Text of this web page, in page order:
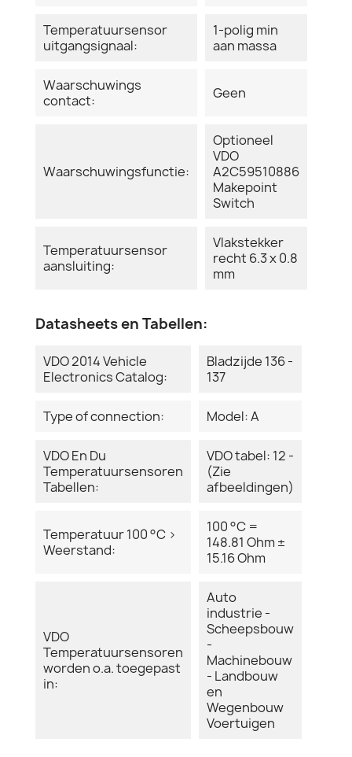
Temperatuursensor
uitgangsignaal:
1-polig min
aan massa
Waarschuwings
contact:
Geen
Waarschuwingsfunctie:
Optioneel
VDO
A2C59510886
Makepoint
Switch
Temperatuursensor
aansluiting:
Vlakstekker
recht 6.3 x 0.8
mm
Datasheets en Tabellen:
VDO 2014 Vehicle
Electronics Catalog:
Bladzijde 136 -
137
Type of connection: Model: A
VDO En Du
Temperatuursensoren
Tabellen:
VDO tabel: 12 -
(Zie
afbeeldingen)
Temperatuur 100 °C >
Weerstand:
100 °C =
148.81 Ohm ±
15.16 Ohm
VDO
Temperatuursensoren
worden o.a. toegepast
in:
Auto
industrie -
Scheepsbouw
-
Machinebouw
- Landbouw
en
Wegenbouw
Voertuigen